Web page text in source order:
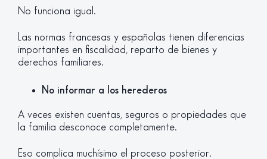
No funciona igual.
Las normas francesas y españolas tienen diferencias
importantes en fiscalidad, reparto de bienes y
derechos familiares.
No informar a los herederos
A veces existen cuentas, seguros o propiedades que
la familia desconoce completamente.
Eso complica muchísimo el proceso posterior.